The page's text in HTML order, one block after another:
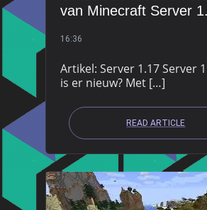
van Minecraft Server
16:36
Artikel: Server 1.17 Server
is er nieuw? Met […]
READ ARTICLE